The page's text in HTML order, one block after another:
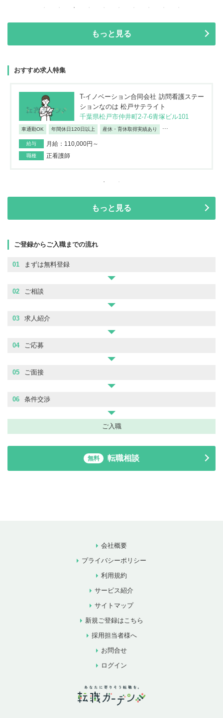
もっと見る
おすすめ求人特集
T-イノベーション合同会社 訪問看護ステー
ションなのは 松戸サテライト
千葉県松戸市仲井町2-7-6青塚ビル101
車通勤OK 年間休日120日以上 産休・育休取得実績あり
給与 月給：110,000円～
職種 正看護師
もっと見る
ご登録からご入職までの流れ
01 まずは無料登録
02 ご相談
03 求人紹介
04 ご応募
05 ご面接
06 条件交渉
ご入職
無料 転職相談
会社概要
プライバシーポリシー
利用規約
サービス紹介
サイトマップ
新規ご登録はこちら
採用担当者様へ
お問合せ
ログイン